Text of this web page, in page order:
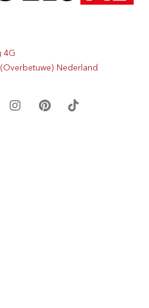
4G
Nederland